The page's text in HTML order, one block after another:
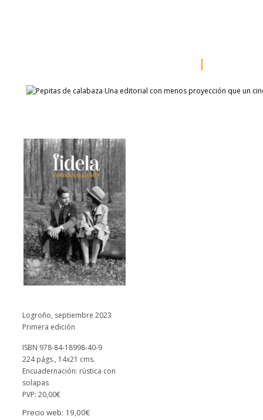
Logroño, septiembre 2023
Primera edición
ISBN 978-84-18998-40-9
224 págs., 14x21 cms.
Encuadernación: rústica con
solapas
PVP: 20,00€
Precio web: 19,00€